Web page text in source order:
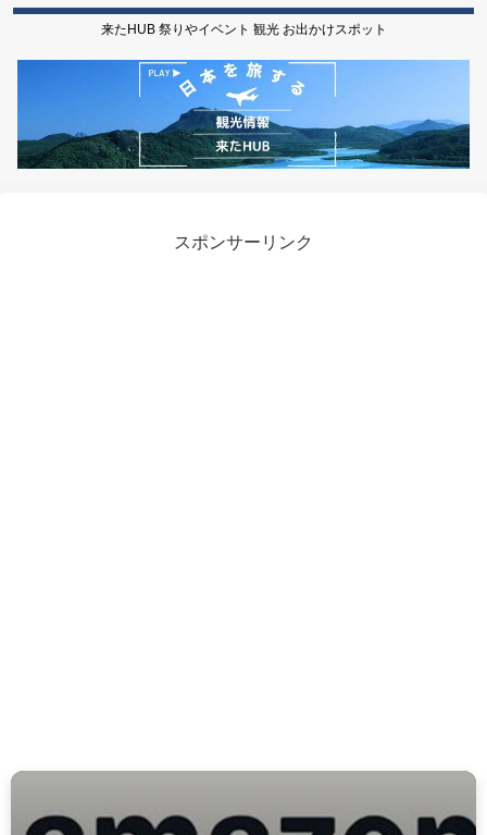
来たHUB 祭りやイベント 観光 お出かけスポット
スポンサーリンク